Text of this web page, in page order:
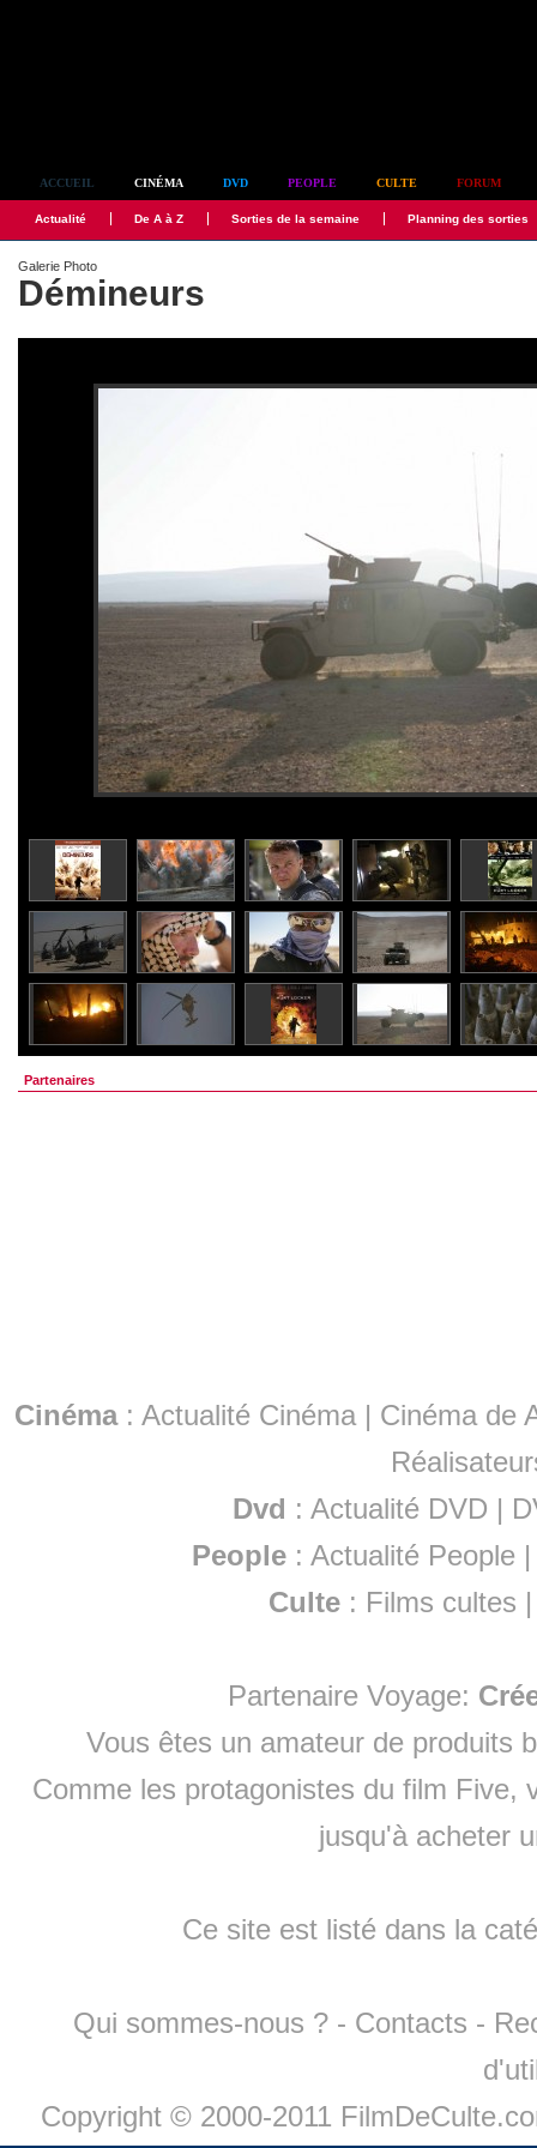
ACCUEIL CINÉMA DVD PEOPLE CULTE FORUM
Actualité De A à Z Sorties de la semaine Planning des sorties
Galerie Photo
Démineurs
Partenaires
Cinéma: Actualité Cinéma | Cinéma de
Dvd : Actualité DVD |
People :Actualité People
Culte : Films cultes
Partenaire Voyage:
Vous êtes un amateur de produits
Comme les protagonistes du film Five,
jusqu'à acheter
Ce site est listé dans la
Qui sommes-nous ? - Contacts -
Copyright © 2000-2011